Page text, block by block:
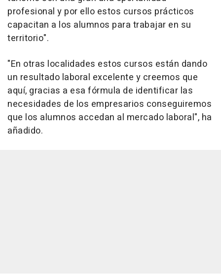
profesional y por ello estos cursos prácticos
capacitan a los alumnos para trabajar en su
territorio".
"En otras localidades estos cursos están dando
un resultado laboral excelente y creemos que
aquí, gracias a esa fórmula de identificar las
necesidades de los empresarios conseguiremos
que los alumnos accedan al mercado laboral", ha
añadido.